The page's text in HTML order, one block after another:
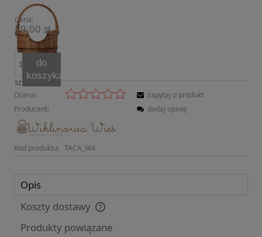
Cena:
59,00 zł
szt.
do
koszyka
Ocena:
Producent:
Kod produktu: TACA_W4
zapytaj o produkt
dodaj opinię
Opis
Koszty dostawy
Cena nie zawiera ewentualnych kosztów płatności
Produkty powiązane